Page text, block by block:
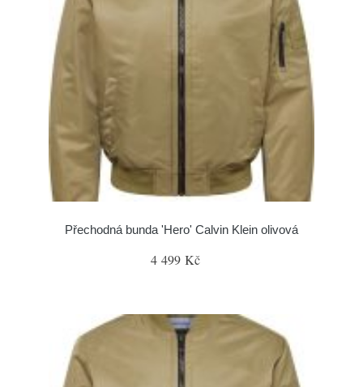
Přechodná bunda 'Hero' Calvin Klein olivová
4 499 Kč